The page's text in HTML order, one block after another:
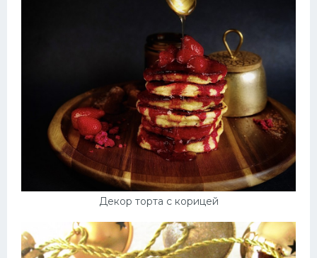
Декор торта с корицей